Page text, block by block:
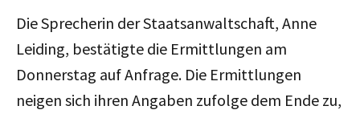
Die Sprecherin der Staatsanwaltschaft, Anne
Leiding, bestätigte die Ermittlungen am
Donnerstag auf Anfrage. Die Ermittlungen
neigen sich ihren Angaben zufolge dem Ende zu,